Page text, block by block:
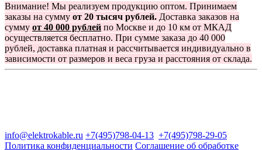
Внимание! Мы реализуем продукцию оптом. Принимаем
заказы на сумму от 20 тысяч рублей. Доставка заказов на
сумму от 40 000 рублей по Москве и до 10 км от МКАД
осуществляется бесплатно. При сумме заказа до 40 000
рублей, доставка платная и рассчитывается индивидуально в
зависимости от размеров и веса груза и расстояния от склада.
info@elektrokable.ru +7(495)798-04-13 +7(495)798-29-05
Политика конфиденциальности Соглашение об обработке